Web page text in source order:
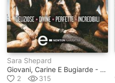
Sara Shepard
Giovani, Carine E Bugiarde - 4 Libri In 1
2
315